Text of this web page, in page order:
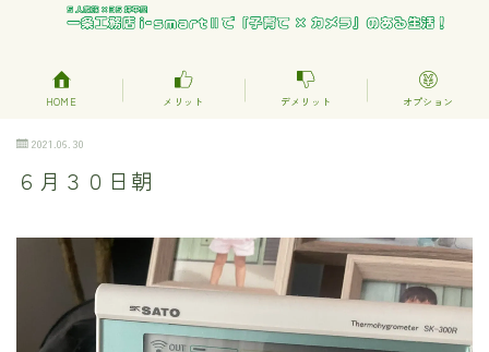
HOME メリット デメリット オプション
2021.06.30
６月３０日朝